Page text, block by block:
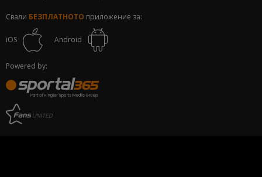
Свали БЕЗПЛАТНОТО приложение за:
iOS Android
Powered by: